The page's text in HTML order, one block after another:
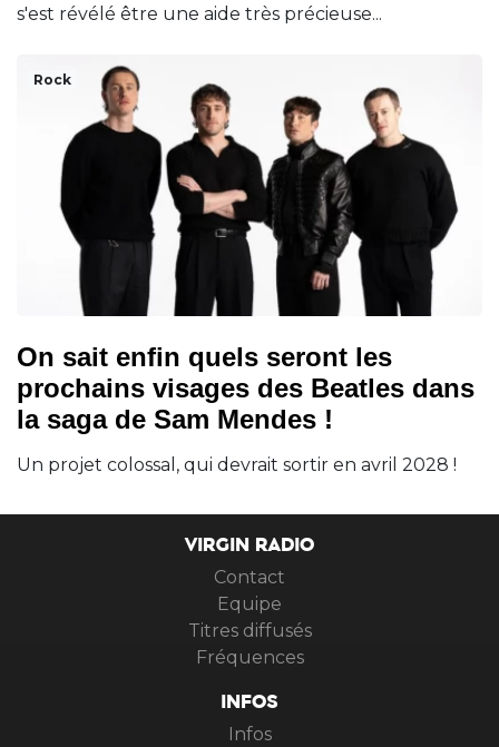
s'est révélé être une aide très précieuse...
Rock
On sait enfin quels seront les
prochains visages des Beatles dans
la saga de Sam Mendes !
Un projet colossal, qui devrait sortir en avril 2028 !
VIRGIN RADIO
Contact
Equipe
Titres diffusés
Fréquences
INFOS
Infos